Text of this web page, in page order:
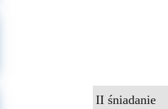
II śniadanie